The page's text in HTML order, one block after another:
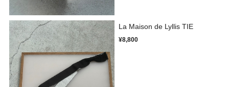
La Maison de Lyllis TIE
¥8,800